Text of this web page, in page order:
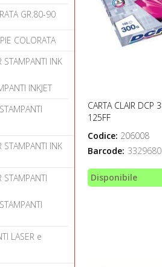
GR.80-90
COLORATA
STAMPANTI INK
INKJET
STAMPANTI INK
STAMPANTI
LASER e
CARTA CLAIR DCP
125FF
Codice: 206008
Barcode:
Disponibile